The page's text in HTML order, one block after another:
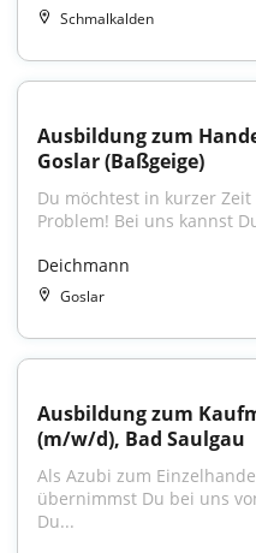
Schmalkalden
Ausbildung zum
Goslar (Baßgeige)
Du möchtest in kurzer
Problem! Bei uns kannst
Deichmann
Goslar
Ausbildung zum
(m/w/d), Bad Saulgau
Als Azubi zum
übernimmst Du bei uns
Du...